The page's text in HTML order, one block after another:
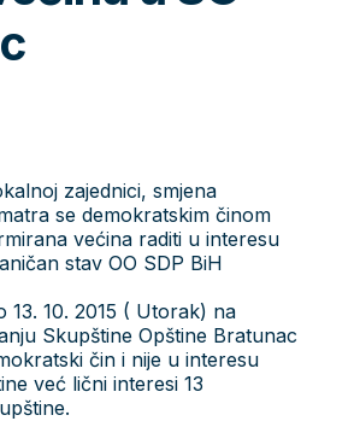
zajednici, smjena
se demokratskim činom
većina raditi u interesu
stav OO SDP BiH
13. 10. 2015 ( Utorak) na
Skupštine Opštine Bratunac
čin i nije u interesu
već lični interesi 13